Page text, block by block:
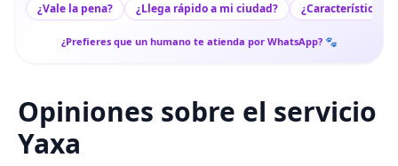
¿Vale la pena? ¿Llega rápido a mi ciudad? ¿Características
¿Prefieres que un humano te atienda por WhatsApp? 🐾
Opiniones sobre el servicio
Yaxa